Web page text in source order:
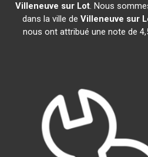
Villeneuve sur Lot. Nous
dans la ville deVilleneuve sur
nous ont attribué une note de